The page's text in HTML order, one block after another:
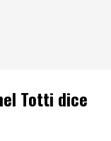
Totti dice